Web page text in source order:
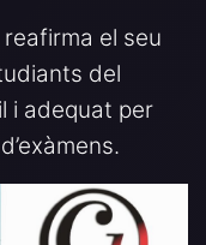
el seu
del
i adequat per